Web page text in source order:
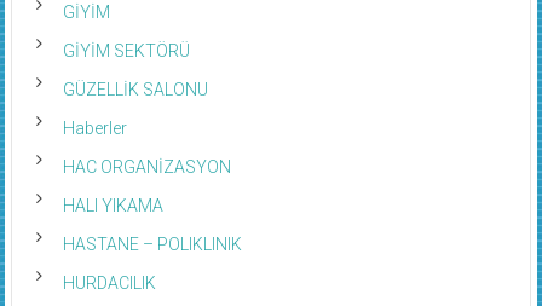
GİYİM
GİYİM SEKTÖRÜ
GÜZELLİK SALONU
Haberler
HAC ORGANİZASYON
HALI YIKAMA
HASTANE – POLIKLINIK
HURDACILIK